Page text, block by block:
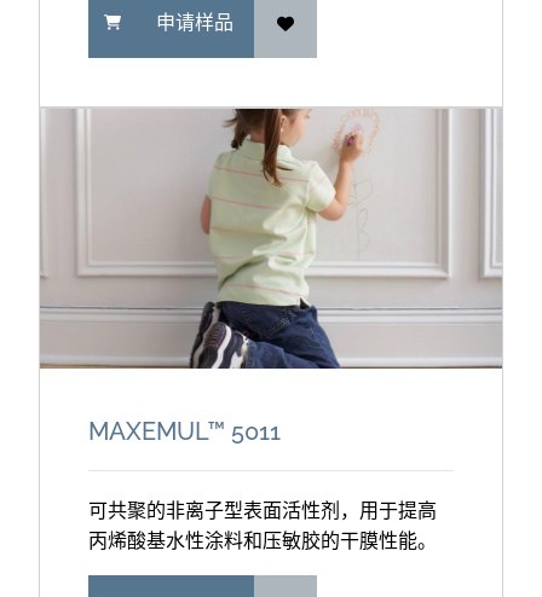
申请样品
MAXEMUL™ 5011
可共聚的非离子型表面活性剂，用于提高
丙烯酸基水性涂料和压敏胶的干膜性能。